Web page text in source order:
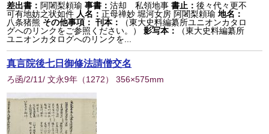
差出書： 阿闍梨頼瑜 事書：沽却 私領地事書止：後々代々更不
可有地妨之状如件 人名：正母禅妙 堀河女房 阿闍梨頼瑜 地名：
八条猪熊 その他事項： 刊本：
（東大史料編纂所ユニオンカタロ
グへのリンクをご参照ください。）
影写本：
（東大史料編纂所
ユニオンカタログへのリンクを...
真言院後七日御修法請僧交名
ろ函/2/11/ 文永9年 （1272） 356×575mm